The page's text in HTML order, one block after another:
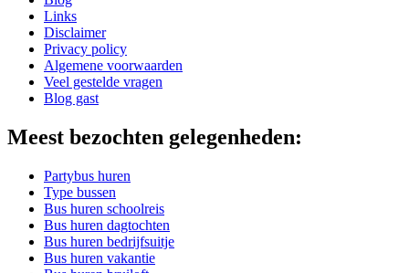
Links
Disclaimer
Privacy policy
Algemene voorwaarden
Veel gestelde vragen
Blog gast
Meest bezochten gelegenheden:
Partybus huren
Type bussen
Bus huren schoolreis
Bus huren dagtochten
Bus huren bedrijfsuitje
Bus huren vakantie